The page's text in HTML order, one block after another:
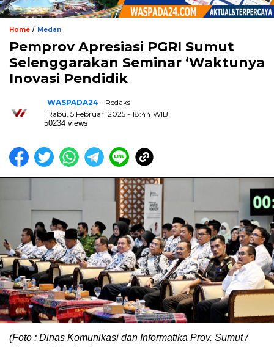
Home / Medan
Pemprov Apresiasi PGRI Sumut
Selenggarakan Seminar ‘Waktunya
Inovasi Pendidik
WASPADA24 - Redaksi
Rabu, 5 Februari 2025 - 18:44 WIB
50234 views
(Foto : Dinas Komunikasi dan Informatika Prov. Sumut /